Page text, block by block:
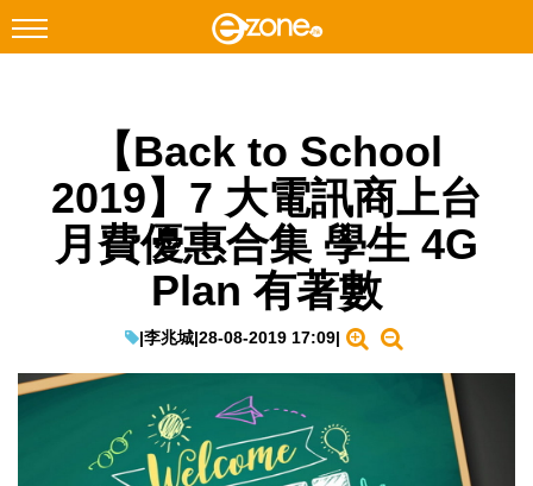
Instagram
科技焦點
網絡生活
EduTech
生成式AI與雲端應用
【Back to School
2019】7 大電訊商上台
月費優惠合集 學生 4G
Plan 有著數
|李兆城|28-08-2019 17:09|